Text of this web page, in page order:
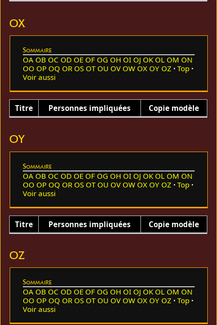
OX
Sommaire
OA OB OC OD OE OF OG OH OI OJ OK OL OM ON
OO OP OQ OR OS OT OU OV OW OX OY OZ
Top
Voir aussi
Titre Personnes impliquées Copie modèle
OY
Sommaire
OA OB OC OD OE OF OG OH OI OJ OK OL OM ON
OO OP OQ OR OS OT OU OV OW OX OY OZ
Top
Voir aussi
Titre Personnes impliquées Copie modèle
OZ
Sommaire
OA OB OC OD OE OF OG OH OI OJ OK OL OM ON
OO OP OQ OR OS OT OU OV OW OX OY OZ
Top
Voir aussi